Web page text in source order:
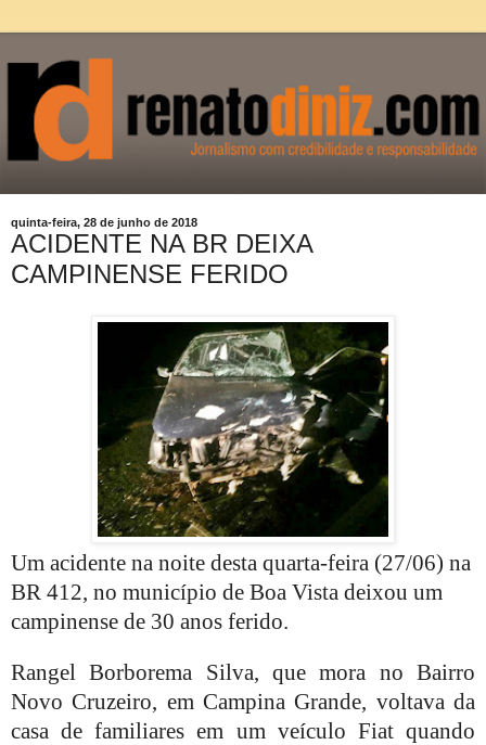
quinta-feira, 28 de junho de 2018
ACIDENTE NA BR DEIXA
CAMPINENSE FERIDO
Um acidente na noite desta quarta-feira (27/06) na
BR 412, no município de Boa Vista deixou um
campinense de 30 anos ferido.
Rangel Borborema Silva, que mora no Bairro
Novo Cruzeiro, em Campina Grande, voltava da
casa de familiares em um veículo Fiat quando